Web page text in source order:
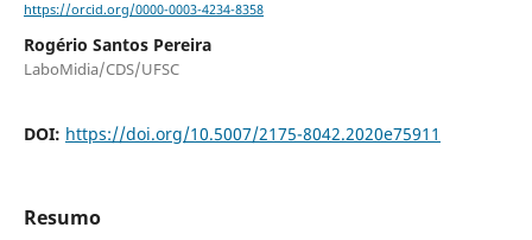
https://orcid.org/0000-0003-4234-8358
Rogério Santos Pereira
LaboMidia/CDS/UFSC
DOI: https://doi.org/10.5007/2175-8042.2020e75911
Resumo